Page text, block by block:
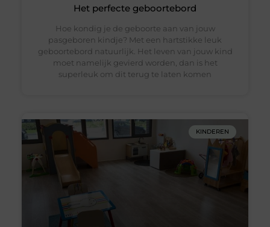
Het perfecte geboortebord
Hoe kondig je de geboorte aan van jouw
pasgeboren kindje? Met een hartstikke leuk
geboortebord natuurlijk. Het leven van jouw kind
moet namelijk gevierd worden, dan is het
superleuk om dit terug te laten komen
KINDEREN